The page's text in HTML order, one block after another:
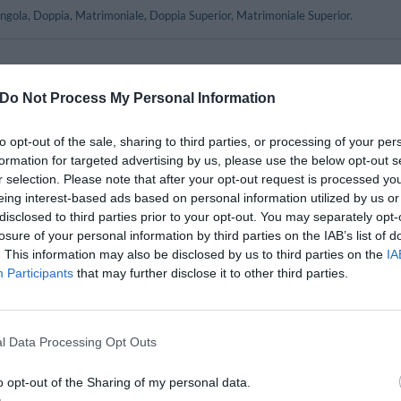
Do Not Process My Personal Information
opt-out of the sale, sharing to third parties, or processing of your
for targeted advertising by us, please use the below opt-out
selection. Please note that after your opt-out request is processed
interest-based ads based on personal information utilized by us
to third parties prior to your opt-out. You may separately
of your personal information by third parties on the IAB’s list of
This information may also be disclosed by us to third parties on the
Participants that may further disclose it to other third parties.
Data Processing Opt Outs
opt-out of the Sharing of my personal data.
Doppia, Matrimoniale, Doppia Superior, Matrimoniale Superior.
nel prezzo
nelle aree comuni Ascensore
in box Privato
Personale Multilingua
ore su 24
Sala Lettura
e Bar
un servizio breakfast per tutti i gusti e le esigenze, a base di prodotti
3 sale congressi, per una capienza massima di 300 persone, dotate di